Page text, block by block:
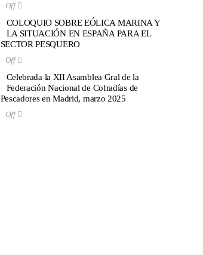
Off
COLOQUIO SOBRE EÓLICA MARINA Y
LA SITUACIÓN EN ESPAÑA PARA EL
SECTOR PESQUERO
Off
Celebrada la XII Asamblea Gral de la
Federación Nacional de Cofradías de
Pescadores en Madrid, marzo 2025
Off